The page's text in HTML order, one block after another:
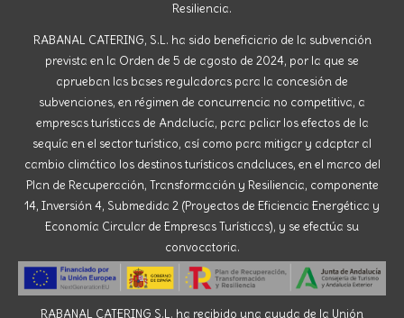
Resiliencia.
RABANAL CATERING, S.L. ha sido beneficiario de la subvención
prevista en la Orden de 5 de agosto de 2024, por la que se
aprueban las bases reguladoras para la concesión de
subvenciones, en régimen de concurrencia no competitiva, a
empresas turísticas de Andalucía, para paliar los efectos de la
sequía en el sector turístico, así como para mitigar y adaptar al
cambio climático los destinos turísticos andaluces, en el marco del
Plan de Recuperación, Transformación y Resiliencia, componente
14, Inversión 4, Submedida 2 (Proyectos de Eficiencia Energética y
Economía Circular de Empresas Turísticas), y se efectúa su
convocatoria.
RABANAL CATERING S.L. ha recibido una ayuda de la Unión